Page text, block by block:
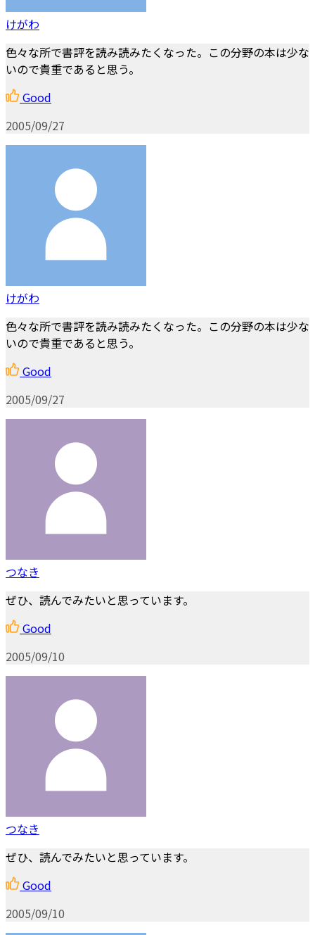
けがわ
色々な所で書評を読み読みたくなった。この分野の本は少な
いので貴重であると思う。
Good
2005/09/27
けがわ
色々な所で書評を読み読みたくなった。この分野の本は少な
いので貴重であると思う。
Good
2005/09/27
つなき
ぜひ、読んでみたいと思っています。
Good
2005/09/10
つなき
ぜひ、読んでみたいと思っています。
Good
2005/09/10